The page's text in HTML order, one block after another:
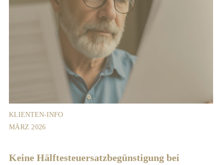
KLIENTEN-INFO
MÄRZ 2026
Keine Hälftesteuersatz­begünstigung bei